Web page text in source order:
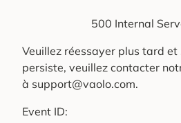
500 Internal
Veuillez réessayer plus tard et
persiste, veuillez contacter
à support@vaolo.com.
Event ID: